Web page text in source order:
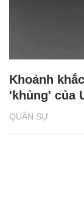
QUÂN SỰ
Khoảnh
'khủng' của